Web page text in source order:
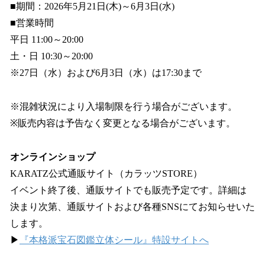
■期間：2026年5月21日(木)～6月3日(水)
■営業時間
平日 11:00～20:00
土・日 10:30～20:00
※27日（水）および6月3日（水）は17:30まで
※混雑状況により入場制限を行う場合がございます。
※販売内容は予告なく変更となる場合がございます。
オンラインショップ
KARATZ公式通販サイト（カラッツSTORE）
イベント終了後、通販サイトでも販売予定です。詳細は
決まり次第、通販サイトおよび各種SNSにてお知らせいた
します。
▶
『本格派宝石図鑑立体シール』特設サイトへ